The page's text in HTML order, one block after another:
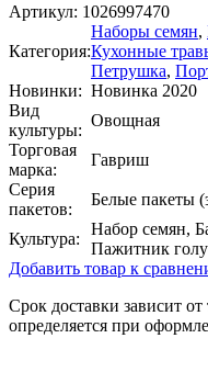
Артикул: 1026997470
Категория:
Наборы семян,
Кухонные
Петрушка,
Новинки: Новинка 2020
Вид
культуры:
Овощная
Торговая
марка:
Гавриш
Серия
пакетов:
Белые пакеты
Культура:
Набор семян,
Пажитник
Добавить товар к
Срок доставки зависит
определяется при